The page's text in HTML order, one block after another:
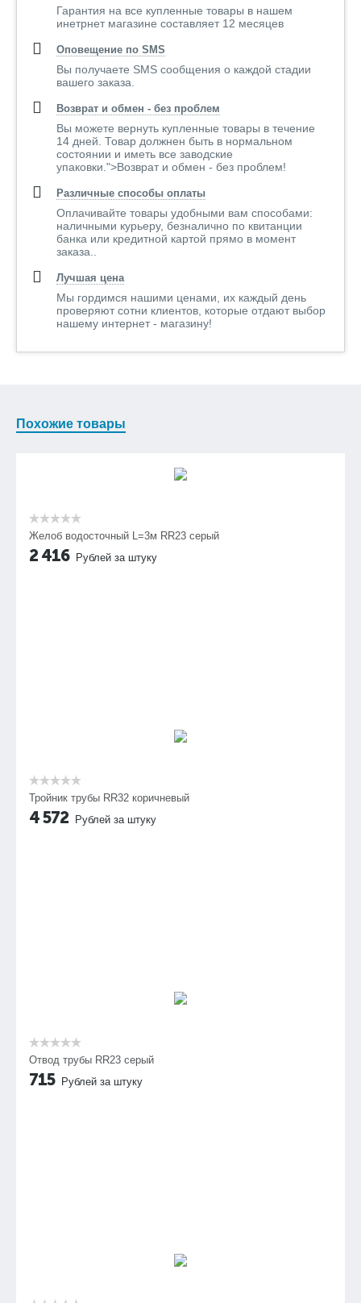
Гарантия на все купленные товары в нашем
инетрнет магазине составляет 12 месяцев
Оповещение по SMS
Вы получаете SMS сообщения о каждой стадии
вашего заказа.
Возврат и обмен - без проблем
Вы можете вернуть купленные товары в течение
14 дней. Товар должнен быть в нормальном
состоянии и иметь все заводские
упаковки.">Возврат и обмен - без проблем!
Различные способы оплаты
Оплачивайте товары удобными вам способами:
наличными курьеру, безналично по квитанции
банка или кредитной картой прямо в момент
заказа..
Лучшая цена
Мы гордимся нашими ценами, их каждый день
проверяют сотни клиентов, которые отдают выбор
нашему интернет - магазину!
Похожие товары
Желоб водосточный L=3м RR23 серый
2 416 Рублей за штуку
Тройник трубы RR32 коричневый
4 572 Рублей за штуку
Отвод трубы RR23 серый
715 Рублей за штуку